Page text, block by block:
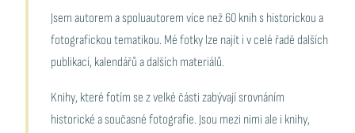
Jsem autorem a spoluautorem více než 60 knih s historickou a
fotografickou tematikou. Mé fotky lze najít i v celé řadě dalších
publikací, kalendářů a dalších materiálů.
Knihy, které fotím se z velké části zabývají srovnáním
historické a současné fotografie. Jsou mezi nimi ale i knihy,